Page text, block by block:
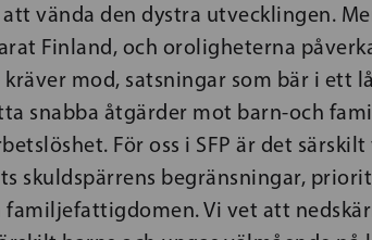
vända den dystra utvecklingen.
Finland, och oroligheterna
mod, satsningar som bär i ett
snabba åtgärder mot barn-och
För oss i SFP är det
skuldspärrens begränsningar,
familjefattigdomen. Vi vet att